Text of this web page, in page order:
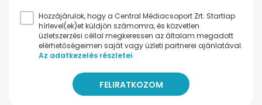
Hozzájárulok, hogy a Central Médiacsoport Zrt. Startlap
hírlevel(ek)et küldjön számomra, és közvetlen
üzletszerzési céllal megkeressen az általam megadott
elérhetőségeimen saját vagy üzleti partnerei ajánlatával.
Az adatkezelés részletei